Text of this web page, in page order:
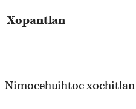
Xopantlan
Nimocehuihtoc xochitlan